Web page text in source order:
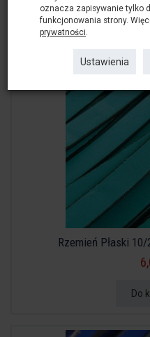
Do
Rzemień Płaski
Do
oznacza zapisywanie tylko
funkcjonowania strony.
prywatności
Ustawienia